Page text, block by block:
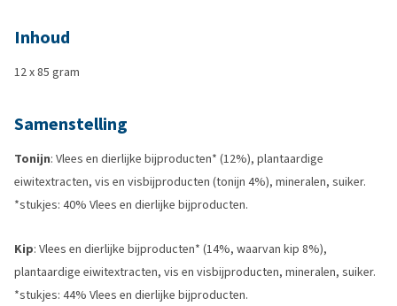
Inhoud
12 x 85 gram
Samenstelling
Tonijn: Vlees en dierlijke bijproducten* (12%), plantaardige
eiwitextracten, vis en visbijproducten (tonijn 4%), mineralen, suiker.
*stukjes: 40% Vlees en dierlijke bijproducten.
Kip: Vlees en dierlijke bijproducten* (14%, waarvan kip 8%),
plantaardige eiwitextracten, vis en visbijproducten, mineralen, suiker.
*stukjes: 44% Vlees en dierlijke bijproducten.